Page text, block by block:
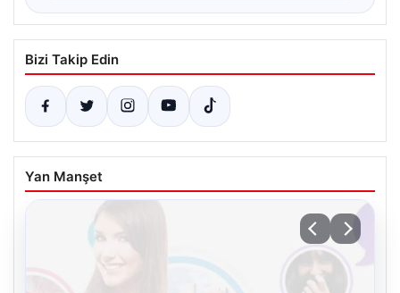
Bizi Takip Edin
Yan Manşet